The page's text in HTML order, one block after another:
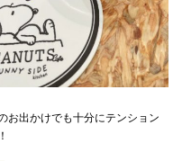
お出かけでも十分にテンション